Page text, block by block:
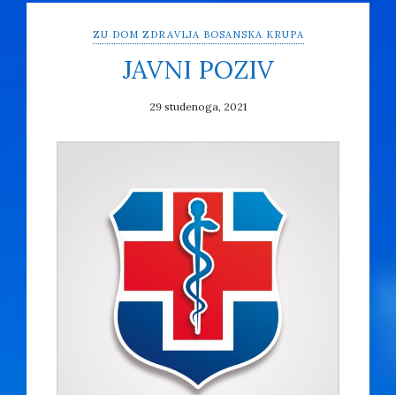
ZU DOM ZDRAVLJA BOSANSKA KRUPA
JAVNI POZIV
29 studenoga, 2021